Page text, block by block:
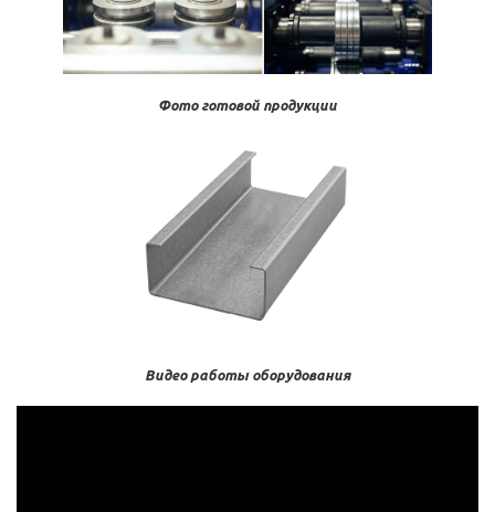
Фото готовой продукции
Видео работы оборудования